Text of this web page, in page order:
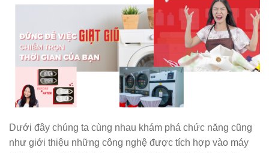
Dưới đây chúng ta cùng nhau khám phá chức năng cũng
như giới thiệu những công nghệ được tích hợp vào máy